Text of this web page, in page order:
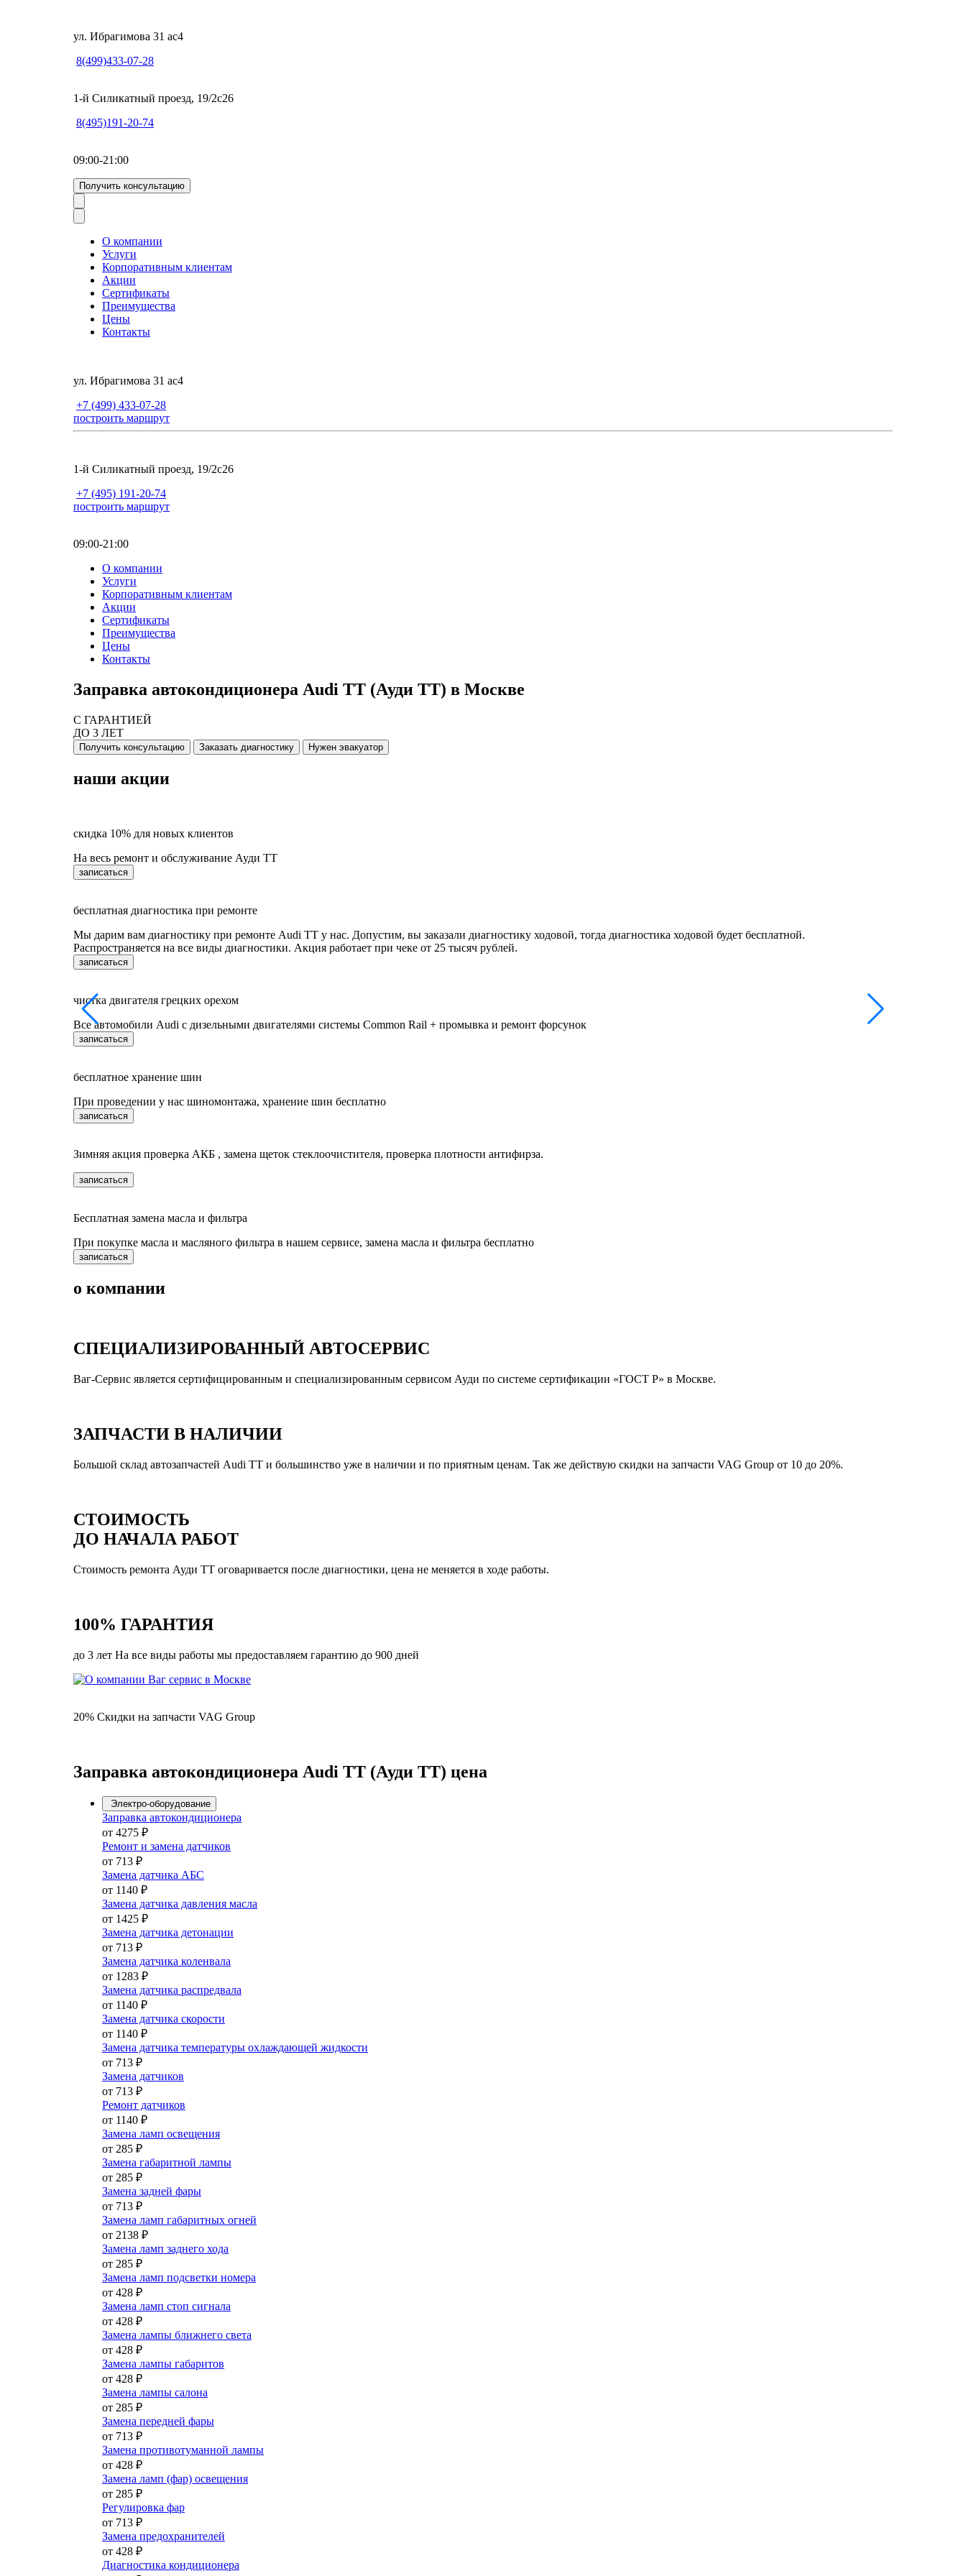
ул. Ибрагимова 31 ас4
8(499)433-07-28
1-й Силикатный проезд, 19/2с26
8(495)191-20-74
09:00-21:00
Получить консультацию
О компании
Услуги
Корпоративным клиентам
Акции
Сертификаты
Преимущества
Цены
Контакты
ул. Ибрагимова 31 ас4
+7 (499) 433-07-28
построить маршрут
1-й Силикатный проезд, 19/2с26
+7 (495) 191-20-74
построить маршрут
09:00-21:00
О компании
Услуги
Корпоративным клиентам
Акции
Сертификаты
Преимущества
Цены
Контакты
Заправка автокондиционера Audi TT (Ауди ТТ) в Москве
С ГАРАНТИЕЙ
ДО 3 ЛЕТ
Получить консультацию Заказать диагностику Нужен эвакуатор
наши акции
скидка 10% для новых клиентов
На весь ремонт и обслуживание Ауди ТТ
записаться
бесплатная диагностика при ремонте
Мы дарим вам диагностику при ремонте Audi TT у нас. Допустим, вы заказали диагностику ходовой, тогда диагностика ходовой будет бесплатной.
Распространяется на все виды диагностики. Акция работает при чеке от 25 тысяч рублей.
записаться
чистка двигателя грецких орехом
Все автомобили Audi c дизельными двигателями системы Common Rail + промывка и ремонт форсунок
записаться
бесплатное хранение шин
При проведении у нас шиномонтажа, хранение шин бесплатно
записаться
Зимняя акция проверка АКБ , замена щеток стеклоочистителя, проверка плотности антифирза.
записаться
Бесплатная замена масла и фильтра
При покупке масла и масляного фильтра в нашем сервисе, замена масла и фильтра бесплатно
записаться
о компании
СПЕЦИАЛИЗИРОВАННЫЙ АВТОСЕРВИС
Ваг-Сервис является сертифицированным и специализированным сервисом Ауди по системе сертификации «ГОСТ Р» в Москве.
ЗАПЧАСТИ В НАЛИЧИИ
Большой склад автозапчастей Audi TT и большинство уже в наличии и по приятным ценам. Так же действую скидки на запчасти VAG Group от 10 до 20%.
СТОИМОСТЬ
ДО НАЧАЛА РАБОТ
Стоимость ремонта Ауди ТТ оговаривается после диагностики, цена не меняется в ходе работы.
100% ГАРАНТИЯ
до 3 лет На все виды работы мы предоставляем гарантию до 900 дней
20% Скидки на запчасти VAG Group
Заправка автокондиционера Audi TT (Ауди ТТ) цена
Электро-оборудование
Заправка автокондиционера
от 4275 ₽
Ремонт и замена датчиков
от 713 ₽
Замена датчика АБС
от 1140 ₽
Замена датчика давления масла
от 1425 ₽
Замена датчика детонации
от 713 ₽
Замена датчика коленвала
от 1283 ₽
Замена датчика распредвала
от 1140 ₽
Замена датчика скорости
от 1140 ₽
Замена датчика температуры охлаждающей жидкости
от 713 ₽
Замена датчиков
от 713 ₽
Ремонт датчиков
от 1140 ₽
Замена ламп освещения
от 285 ₽
Замена габаритной лампы
от 285 ₽
Замена задней фары
от 713 ₽
Замена ламп габаритных огней
от 2138 ₽
Замена ламп заднего хода
от 285 ₽
Замена ламп подсветки номера
от 428 ₽
Замена ламп стоп сигнала
от 428 ₽
Замена лампы ближнего света
от 428 ₽
Замена лампы габаритов
от 428 ₽
Замена лампы салона
от 285 ₽
Замена передней фары
от 713 ₽
Замена противотуманной лампы
от 428 ₽
Замена ламп (фар) освещения
от 285 ₽
Регулировка фар
от 713 ₽
Замена предохранителей
от 428 ₽
Диагностика кондиционера